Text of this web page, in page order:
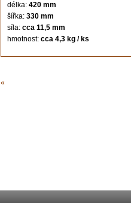
délka: 420 mm
šířka: 330 mm
síla: cca 11,5 mm
hmotnost: cca 4,3 kg / ks
«